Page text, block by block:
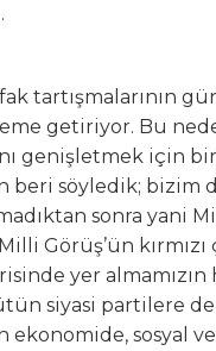
tartışmalarının
getiriyor. Bu
genişletmek için
beri söyledik; bizim
sonra yani
Görüş’ün
yer almamızın
siyasi partilere
sosyal